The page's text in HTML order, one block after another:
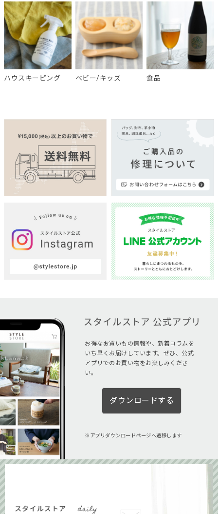
ハウスキーピング ベビー/キッズ 食品
お得なお買いもの情報や、新着コラムを
いち早くお届けしています。ぜひ、公式
アプリでのお買い物をお楽しみくださ
い。
ダウンロードする
アプリダウンロードページへ遷移します